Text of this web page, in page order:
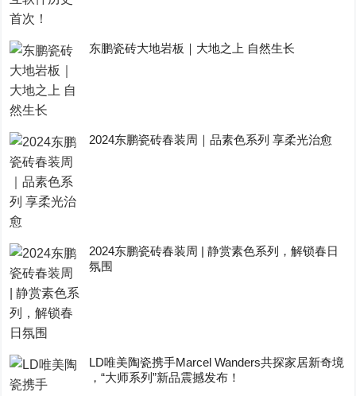
东鹏瓷砖大地岩板｜大地之上 自然生长
2024东鹏瓷砖春装周｜品素色系列 享柔光治愈
2024东鹏瓷砖春装周 | 静赏素色系列，解锁春日
氛围
LD唯美陶瓷携手Marcel Wanders共探家居新奇境
，“大师系列”新品震撼发布！